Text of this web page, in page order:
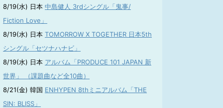
8/19(水) 日本 中島健人 3rdシングル「鬼事/
Fiction Love」
8/19(水) 日本 TOMORROW X TOGETHER 日本5th
シングル「セツナハナビ」
8/19(水) 日本 アルバム「PRODUCE 101 JAPAN 新
世界」 （課題曲など全10曲）
8/21(金) 韓国 ENHYPEN 8thミニアルバム「THE
SIN: BLISS」